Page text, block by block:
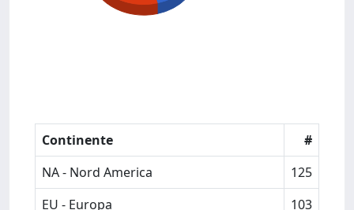
Continente
#
NA - Nord America
125
EU - Europa
103